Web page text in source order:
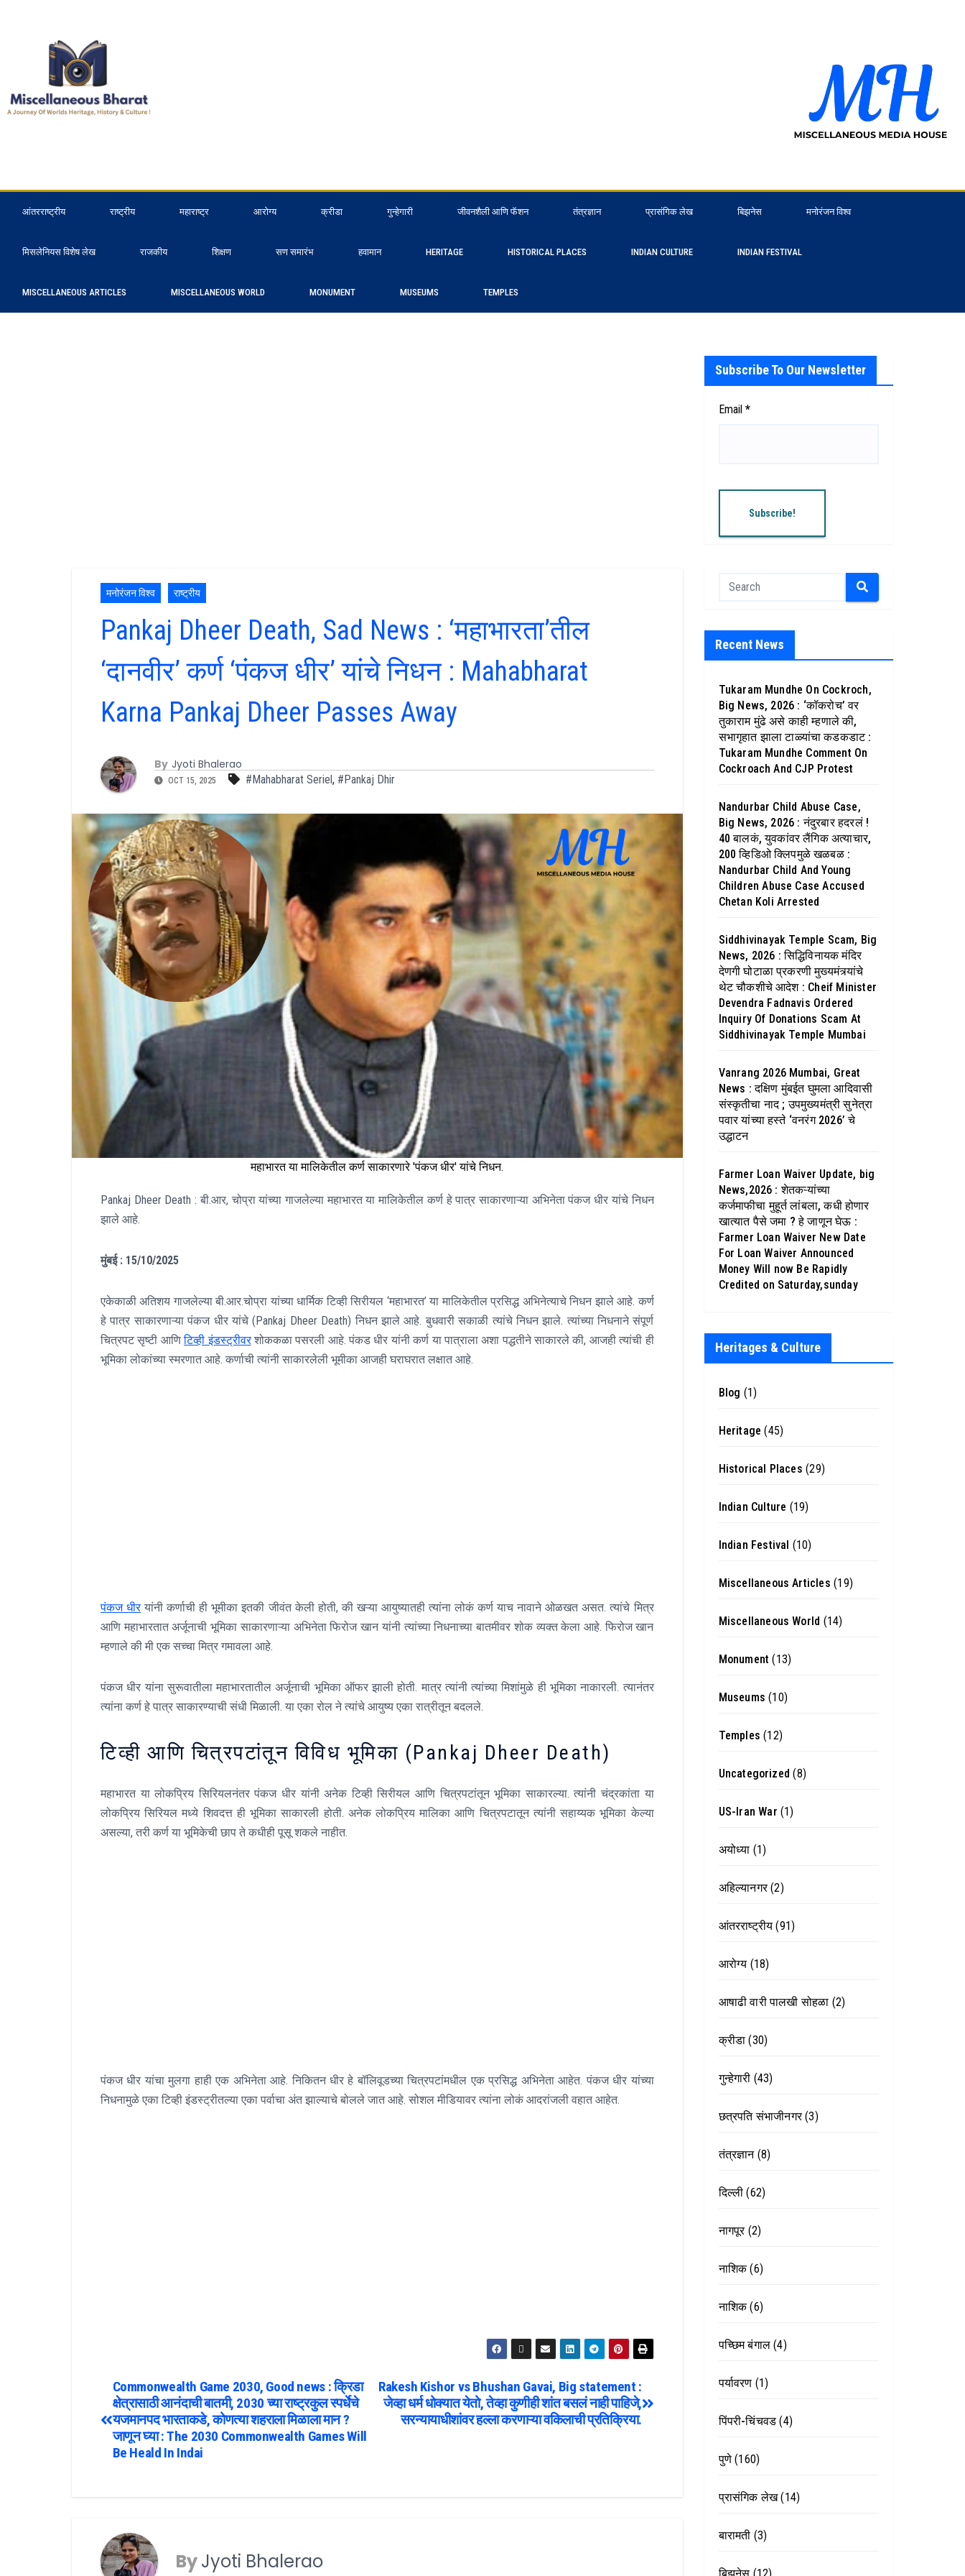
आंतरराष्ट्रीय राष्ट्रीय महाराष्ट्र आरोग्य क्रीडा गुन्हेगारी जीवनशैली आणि फॅशन तंत्रज्ञान प्रासंगिक लेख बिझनेस मनोरंजन विश्व
मिसलेनियस विशेष लेख राजकीय शिक्षण सण समारंभ हवामान HERITAGE HISTORICAL PLACES INDIAN CULTURE INDIAN FESTIVAL
MISCELLANEOUS ARTICLES MISCELLANEOUS WORLD MONUMENT MUSEUMS TEMPLES
मनोरंजन विश्व राष्ट्रीय
Pankaj Dheer Death, Sad News : ‘महाभारता’तील
‘दानवीर’ कर्ण ‘पंकज धीर’ यांचे निधन : Mahabharat
Karna Pankaj Dheer Passes Away
By Jyoti Bhalerao
OCT 15, 2025 #Mahabharat Seriel , #Pankaj Dhir
महाभारत या मालिकेतील कर्ण साकारणारे 'पंकज धीर' यांचे निधन.
Pankaj Dheer Death : बी.आर, चोप्रा यांच्या गाजलेल्या महाभारत या मालिकेतील कर्ण हे पात्र साकारणाऱ्या अभिनेता पंकज धीर यांचे निधन
झाले आहे.
मुंबई : 15/10/2025
एकेकाळी अतिशय गाजलेल्या बी.आर.चोप्रा यांच्या धार्मिक टिव्ही सिरीयल ‘महाभारत’ या मालिकेतील प्रसिद्ध अभिनेत्याचे निधन झाले आहे. कर्ण
हे पात्र साकारणाऱ्या पंकज धीर यांचे (Pankaj Dheer Death) निधन झाले आहे. बुधवारी सकाळी त्यांचे निधन झाले. त्यांच्या निधनाने संपूर्ण
चित्रपट सृष्टी आणिटिव्ही इंडस्ट्रीवरशोककळा पसरली आहे. पंकड धीर यांनी कर्ण या पात्राला अशा पद्धतीने साकारले की, आजही त्यांची ही
भूमिका लोकांच्या स्मरणात आहे. कर्णाची त्यांनी साकारलेली भूमीका आजही घराघरात लक्षात आहे.
पंकज धीरयांनी कर्णाची ही भूमीका इतकी जीवंत केली होती, की खऱ्या आयुष्यातही त्यांना लोकं कर्ण याच नावाने ओळखत असत. त्यांचे मित्र
आणि महाभारतात अर्जूनाची भूमिका साकारणाऱ्या अभिनेता फिरोज खान यांनी त्यांच्या निधनाच्या बातमीवर शोक व्यक्त केला आहे. फिरोज खान
म्हणाले की मी एक सच्चा मित्र गमावला आहे.
पंकज धीर यांना सुरूवातीला महाभारतातील अर्जूनाची भूमिका ऑफर झाली होती. मात्र त्यांनी त्यांच्या मिशांमुळे ही भूमिका नाकारली. त्यानंतर
त्यांना कर्ण हे पात्र साकारण्याची संधी मिळाली. या एका रोल ने त्यांचे आयुष्य एका रात्रीतून बदलले.
टिव्ही आणि चित्रपटांतून विविध भूमिका (Pankaj Dheer Death)
महाभारत या लोकप्रिय सिरियलनंतर पंकज धीर यांनी अनेक टिव्ही सिरीयल आणि चित्रपटांतून भूमिका साकारल्या. त्यांनी चंद्रकांता या
लोकप्रिय सिरियल मध्ये शिवदत्त ही भूमिका साकारली होती. अनेक लोकप्रिय मालिका आणि चित्रपटातून त्यांनी सहाय्यक भूमिका केल्या
असल्या, तरी कर्ण या भूमिकेची छाप ते कधीही पूसू शकले नाहीत.
पंकज धीर यांचा मुलगा हाही एक अभिनेता आहे. निकितन धीर हे बॉलिवूडच्या चित्रपटांमधील एक प्रसिद्ध अभिनेता आहेत. पंकज धीर यांच्या
निधनामुळे एका टिव्ही इंडस्ट्रीतल्या एका पर्वाचा अंत झाल्याचे बोलले जात आहे. सोशल मीडियावर त्यांना लोकं आदरांजली वहात आहेत.
Rakesh Kishor vs Bhushan Gavai, Big statement :
जेव्हा धर्म धोक्यात येतो, तेव्हा कुणीही शांत बसलं नाही पाहिजे,
सरन्यायाधीशांवर हल्ला करणाऱ्या वकिलाची प्रतिक्रिया.
Commonwealth Game 2030, Good news : क्रिडा
क्षेत्रासाठी आनंदाची बातमी, 2030 च्या राष्ट्रकुल स्पर्धेचे
यजमानपद भारताकडे, कोणत्या शहराला मिळाला मान ?
जाणून घ्या : The 2030 Commonwealth Games Will
Be Heald In Indai
ByJyoti Bhalerao
Subscribe To Our Newsletter
Email *
Recent News
Tukaram Mundhe On Cockroch,
Big News, 2026 : ‘कॉकरोच’ वर
तुकाराम मुंढे असे काही म्हणाले की,
सभागृहात झाला टाळ्यांचा कडकडाट :
Tukaram Mundhe Comment On
Cockroach And CJP Protest
Nandurbar Child Abuse Case,
Big News, 2026 : नंदुरबार हदरलं !
40 बालकं, युवकांवर लैंगिक अत्याचार,
200 व्हिडिओ क्लिपमुळे खळबळ :
Nandurbar Child And Young
Children Abuse Case Accused
Chetan Koli Arrested
Siddhivinayak Temple Scam, Big
News, 2026 : सिद्धिविनायक मंदिर
देणगी घोटाळा प्रकरणी मुख्यमंत्र्यांचे
थेट चौकशीचे आदेश : Cheif Minister
Devendra Fadnavis Ordered
Inquiry Of Donations Scam At
Siddhivinayak Temple Mumbai
Vanrang 2026 Mumbai, Great
News : दक्षिण मुंबईत घुमला आदिवासी
संस्कृतीचा नाद ; उपमुख्यमंत्री सुनेत्रा
पवार यांच्या हस्ते ‘वनरंग 2026’ चे
उद्धाटन
Farmer Loan Waiver Update, big
News,2026 : शेतकऱ्यांच्या
कर्जमाफीचा मुहूर्त लांबला, कधी होणार
खात्यात पैसे जमा ? हे जाणून घेऊ :
Farmer Loan Waiver New Date
For Loan Waiver Announced
Money Will now Be Rapidly
Credited on Saturday,sunday
Heritages & Culture
Blog (1)
Heritage (45)
Historical Places (29)
Indian Culture (19)
Indian Festival (10)
Miscellaneous Articles (19)
Miscellaneous World (14)
Monument (13)
Museums (10)
Temples (12)
Uncategorized (8)
US-Iran War (1)
अयोध्या (1)
अहिल्यानगर(2)
आंतरराष्ट्रीय (91)
आरोग्य (18)
आषाढी वारी पालखी सोहळा (2)
क्रीडा (30)
गुन्हेगारी (43)
छत्रपति संभाजीनगर(3)
तंत्रज्ञान(8)
दिल्ली (62)
नागपूर(2)
नाशिक(6)
नाशिक(6)
पच्छिम बंगाल(4)
पर्यावरण (1)
पिंपरी-चिंचवड (4)
पुणे(160)
प्रासंगिक लेख(14)
बारामती (3)